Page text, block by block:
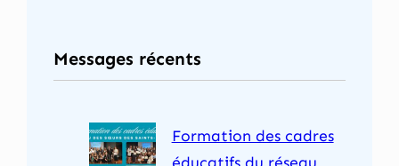
e
r
Messages récents
Formation des cadres